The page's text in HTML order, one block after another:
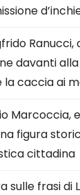
Ranucci,
davanti
la caccia ai
Marcoccia,
figura
cittadina
sulle frasi di